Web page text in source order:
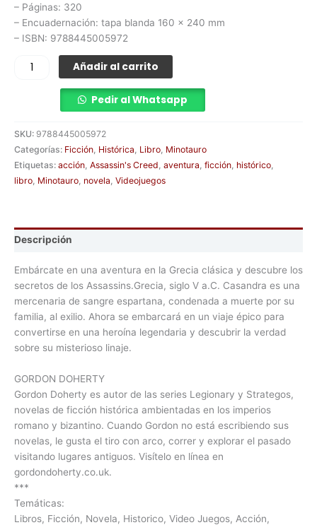
– Páginas: 320
– Encuadernación: tapa blanda 160 x 240 mm
– ISBN: 9788445005972
Añadir al carrito
Pedir al Whatsapp
SKU: 9788445005972
Categorías: Ficción Histórica Libro Minotauro
Etiquetas: acción Assassin's Creed aventura ficción histórico
libro Minotauro novela Videojuegos
Descripción
Embárcate en una aventura en la Grecia clásica y descubre los
secretos de los Assassins.Grecia, siglo V a.C. Casandra es una
mercenaria de sangre espartana, condenada a muerte por su
familia, al exilio. Ahora se embarcará en un viaje épico para
convertirse en una heroína legendaria y descubrir la verdad
sobre su misterioso linaje.
GORDON DOHERTY
Gordon Doherty es autor de las series Legionary y Strategos,
novelas de ficción histórica ambientadas en los imperios
romano y bizantino. Cuando Gordon no está escribiendo sus
novelas, le gusta el tiro con arco, correr y explorar el pasado
visitando lugares antiguos. Visítelo en línea en
gordondoherty.co.uk.
***
Temáticas:
Libros, Ficción, Novela, Historico, Video Juegos, Acción,